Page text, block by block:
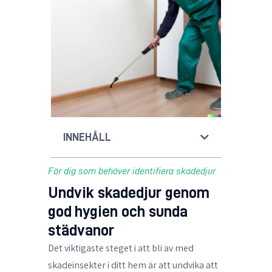
INNEHÅLL
För dig som behöver identifiera skadedjur
Undvik skadedjur genom
god hygien och sunda
städvanor
Det viktigaste steget i att bli av med
skadeinsekter i ditt hem är att undvika att